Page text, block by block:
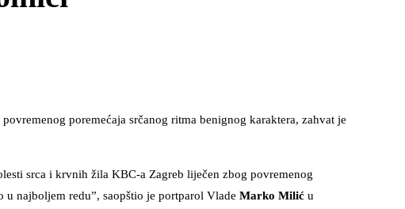
poremećaja srčanog ritma benignog karaktera, zahvat je
srca i krvnih žila KBC-a Zagreb liječen zbog povremenog
u najboljem redu”, saopštio je portparol Vlade Marko Milić u